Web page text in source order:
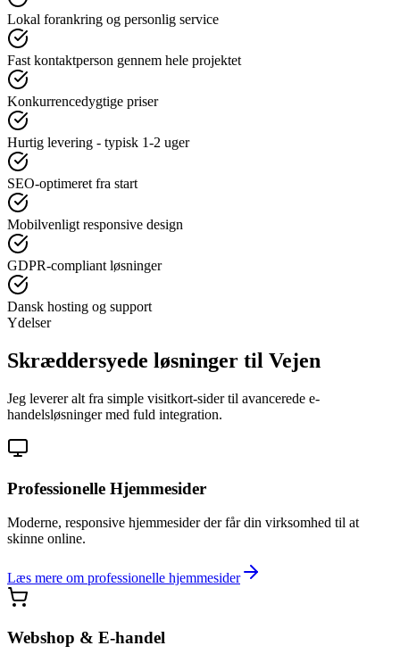
Lokal forankring og personlig service
Fast kontaktperson gennem hele projektet
Konkurrencedygtige priser
Hurtig levering - typisk 1-2 uger
SEO-optimeret fra start
Mobilvenligt responsive design
GDPR-compliant løsninger
Dansk hosting og support
Ydelser
Skræddersyede løsninger til Vejen
Jeg leverer alt fra simple visitkort-sider til avancerede e-
handelsløsninger med fuld integration.
Professionelle Hjemmesider
Moderne, responsive hjemmesider der får din virksomhed til at
skinne online.
Læs mere om professionelle hjemmesider
Webshop & E-handel